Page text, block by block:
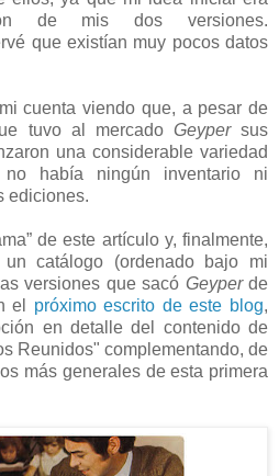
de mis dos versiones.
que existían muy pocos datos
cuenta viendo que, a pesar de
tuvo al mercado Geypersus
una considerable variedad
había ningún inventario ni
ediciones.
de este artículo y, finalmente,
catálogo (ordenado bajo mi
versiones que sacó Geyperde
el próximo escrito de este blog,
en detalle del contenido de
Reunidos" complementando, de
más generales de esta primera